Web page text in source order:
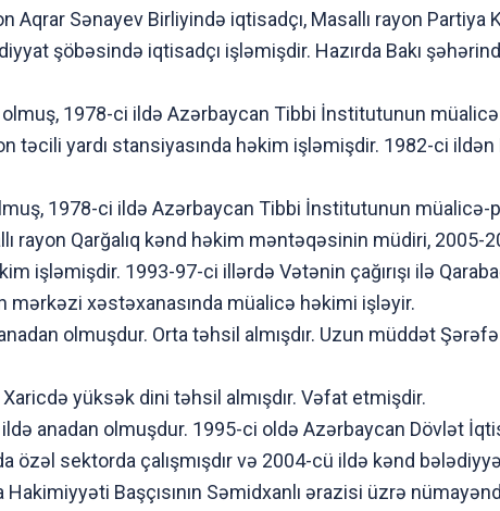
Aqrar Sənayev Birliyində iqtisadçı, Masallı rayon Partiya
şöbəsində iqtisadçı işləmişdir. Hazırda Bakı
1978-ci ildə Azərbaycan Tibbi İnstitutunun
yardı stansiyasında həkim işləmişdir. 1982-ci ildən
1978-ci ildə Azərbaycan Tibbi İnstitutunun müalicə-
Qarğalıq kənd həkim məntəqəsinin müdiri, 2005-
işləmişdir. 1993-97-ci illərdə Vətənin çağırışı ilə
xəstəxanasında müalicə həkimi işləyir.
olmuşdur. Orta təhsil almışdır. Uzun müddət
yüksək dini təhsil almışdır. Vəfat etmişdir.
anadan olmuşdur. 1995-ci oldə Azərbaycan Dövlət
özəl sektorda çalışmışdır və 2004-cü ildə kənd
Başçısının Səmidxanlı ərazisi üzrə